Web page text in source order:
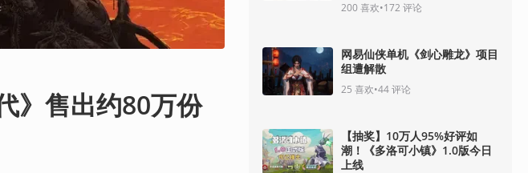
》售出约80万份
200喜欢•172 评论
网易仙侠单机《剑心雕龙》项目
组遭解散
25 喜欢•44评论
【抽奖】10万人95%好评如
潮！《多洛可小镇》1.0版今日
上线